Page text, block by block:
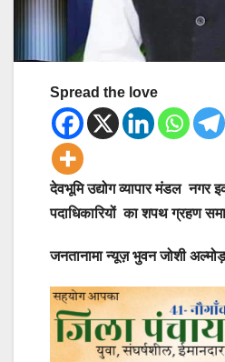
Spread the love
देवभूमि उद्योग व्यापार मंडल नगर
पदाधिकारियों का शपथ ग्रहण
जनतानामा न्यूज़ भुवन जोशी